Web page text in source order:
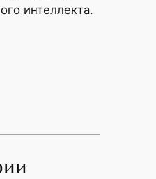
интеллекта.